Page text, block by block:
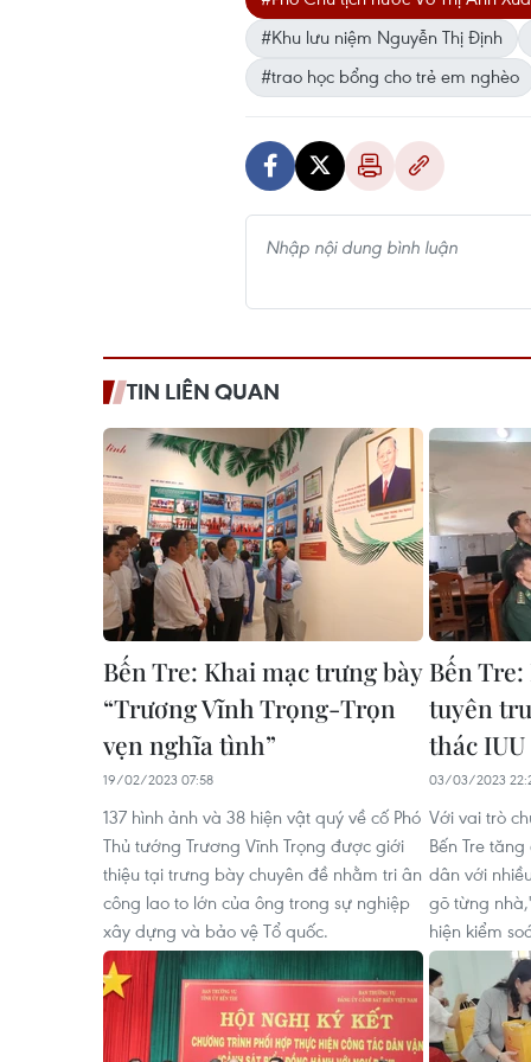
#Khu lưu niệm Nguyễn Thị Định
#trao học bổng cho trẻ em nghèo
TIN LIÊN QUAN
Bến Tre: Khai mạc trưng bày
“Trương Vĩnh Trọng-Trọn
vẹn nghĩa tình”
19/02/2023 07:58
137 hình ảnh và 38 hiện vật quý về cố Phó
Thủ tướng Trương Vĩnh Trọng được giới
thiệu tại trưng bày chuyên đề nhằm tri ân
công lao to lớn của ông trong sự nghiệp
xây dựng và bảo vệ Tổ quốc.
Bến
tuyên
thác IUU
03/03/2023
Với vai trò
Bến Tre
dân với
gõ từng
hiện kiểm